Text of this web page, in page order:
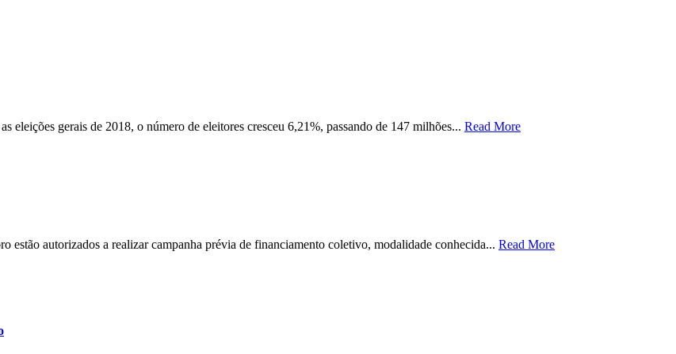
gerais de 2018, o número de eleitores cresceu 6,21%, passando de 147 milhões... Read More
estão autorizados a realizar campanha prévia de financiamento coletivo, modalidade conhecida... Read More